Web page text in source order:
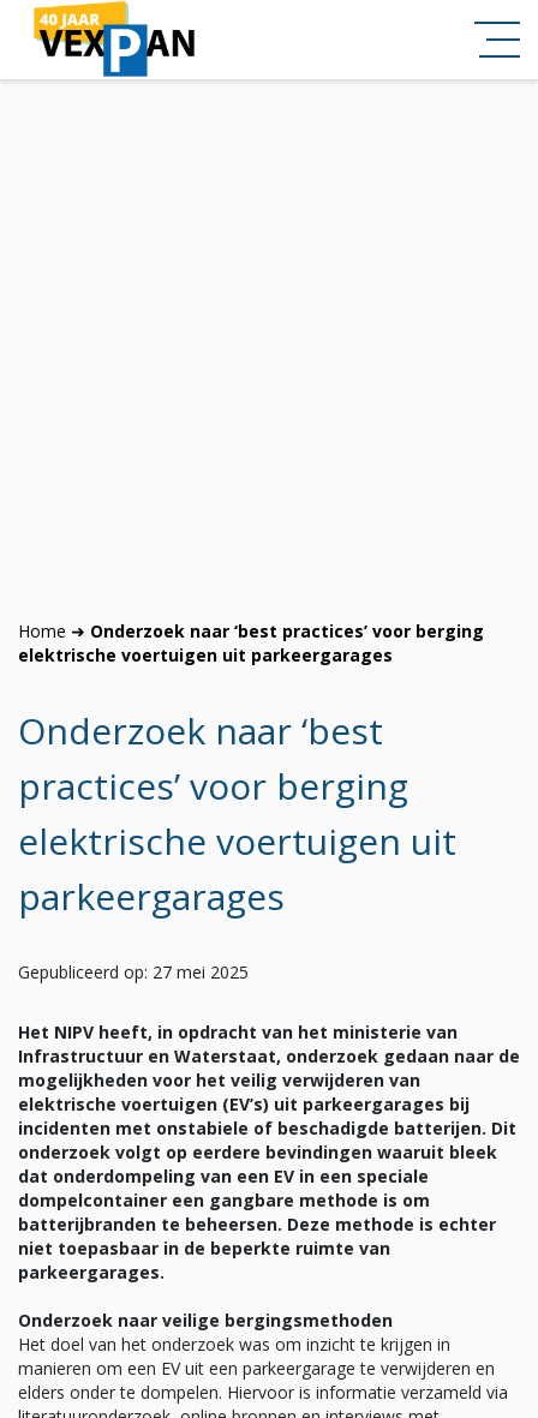
Home ➜ Onderzoek naar ‘best practices’ voor berging
elektrische voertuigen uit parkeergarages
Onderzoek naar ‘best
practices’ voor berging
elektrische voertuigen uit
parkeergarages
Gepubliceerd op: 27 mei 2025
Het NIPV heeft, in opdracht van het ministerie van
Infrastructuur en Waterstaat, onderzoek gedaan naar de
mogelijkheden voor het veilig verwijderen van
elektrische voertuigen (EV’s) uit parkeergarages bij
incidenten met onstabiele of beschadigde batterijen. Dit
onderzoek volgt op eerdere bevindingen waaruit bleek
dat onderdompeling van een EV in een speciale
dompelcontainer een gangbare methode is om
batterijbranden te beheersen. Deze methode is echter
niet toepasbaar in de beperkte ruimte van
parkeergarages.
Onderzoek naar veilige bergingsmethoden
Het doel van het onderzoek was om inzicht te krijgen in
manieren om een EV uit een parkeergarage te verwijderen en
elders onder te dompelen. Hiervoor is informatie verzameld via